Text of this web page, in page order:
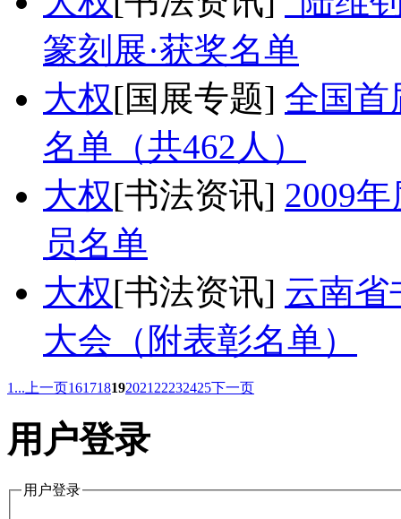
篆刻展·获奖名单
大权[国展专题] 全国首
名单（共462人）
大权[书法资讯] 2009
员名单
大权[书法资讯] 云南省
大会（附表彰名单）
1... 上一页161718192021 22232425下一页
用户登录
用户登录